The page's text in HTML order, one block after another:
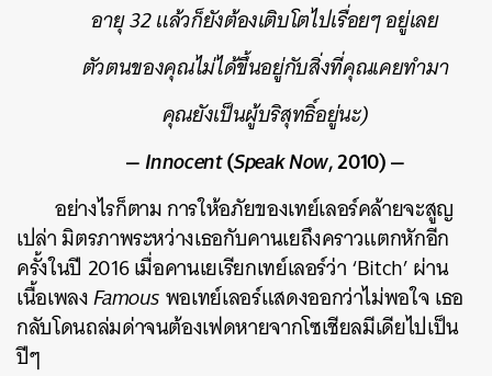
อายุ 32 แล้วก็ยังต้องเติบโตไปเรื่อยๆ อยู่เลย
ตัวตนของคุณไม่ได้ขึ้นอยู่กับสิ่งที่คุณเคยทำมา
คุณยังเป็นผู้บริสุทธิ์อยู่นะ)
—Innocent(Speak Now, 2010) —
อย่างไรก็ตาม การให้อภัยของเทย์เลอร์คล้ายจะสูญ
เปล่า มิตรภาพระหว่างเธอกับคานเยถึงคราวแตกหักอีก
ครั้งในปี 2016 เมื่อคานเยเรียกเทย์เลอร์ว่า ‘Bitch’ ผ่าน
เนื้อเพลงFamousพอเทย์เลอร์แสดงออกว่าไม่พอใจ เธอ
กลับโดนถล่มด่าจนต้องเฟดหายจากโซเชียลมีเดียไปเป็น
ปีๆ